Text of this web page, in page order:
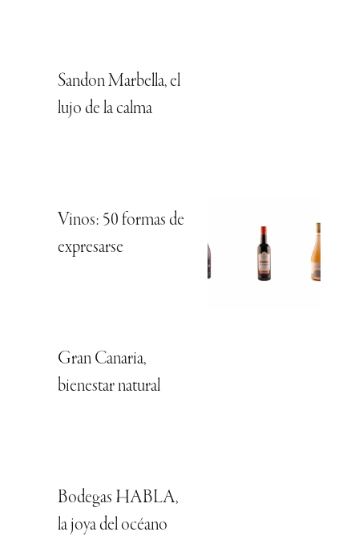
Sandon Marbella, el
lujo de la calma
Vinos: 50 formas de
expresarse
Gran Canaria,
bienestar natural
Bodegas HABLA,
la joya del océano